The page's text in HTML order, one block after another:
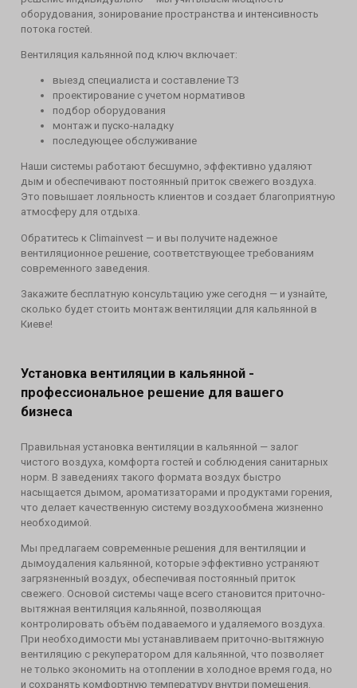
оборудования, зонирование пространства и интенсивность
потока гостей.
Вентиляция кальянной под ключ включает:
выезд специалиста и составление ТЗ
проектирование с учетом нормативов
подбор оборудования
монтаж и пуско-наладку
последующее обслуживание
Наши системы работают бесшумно, эффективно удаляют
дым и обеспечивают постоянный приток свежего воздуха.
Это повышает лояльность клиентов и создает благоприятную
атмосферу для отдыха.
Обратитесь к Climainvest — и вы получите надежное
вентиляционное решение, соответствующее требованиям
современного заведения.
Закажите бесплатную консультацию уже сегодня — и узнайте,
сколько будет стоить монтаж вентиляции для кальянной в
Киеве!
Установка вентиляции в кальянной -
профессиональное решение для вашего
бизнеса
Правильная установка вентиляции в кальянной — залог
чистого воздуха, комфорта гостей и соблюдения санитарных
норм. В заведениях такого формата воздух быстро
насыщается дымом, ароматизаторами и продуктами горения,
что делает качественную систему воздухообмена жизненно
необходимой.
Мы предлагаем современные решения для вентиляции и
дымоудаления кальянной, которые эффективно устраняют
загрязненный воздух, обеспечивая постоянный приток
свежего. Основой системы чаще всего становится приточно-
вытяжная вентиляция кальянной, позволяющая
контролировать объём подаваемого и удаляемого воздуха.
При необходимости мы устанавливаем приточно-вытяжную
вентиляцию с рекуператором для кальянной, что позволяет
не только экономить на отоплении в холодное время года, но
и сохранять комфортную температуру внутри помещения.